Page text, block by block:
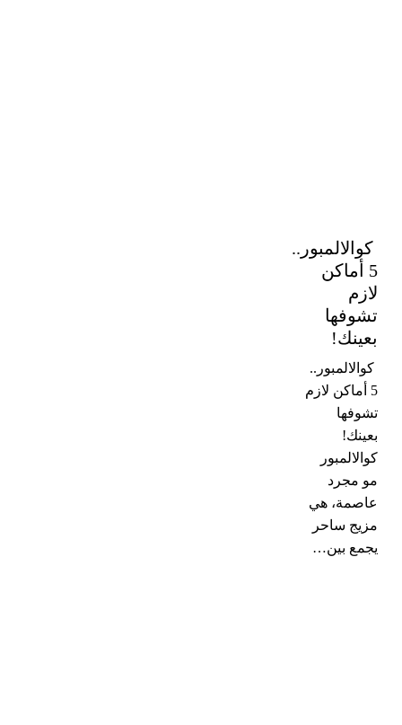
كوالالمبور..
5
أماكن
لازم
تشوفها
بعينك!
كوالالمبور..
5 أماكن
لازم
تشوفها
بعينك!
كوالالمبور..
5 أماكن لازم
تشوفها
بعينك!
كوالالمبور
مو مجرد
عاصمة، هي
مزيج ساحر
يجمع بين…